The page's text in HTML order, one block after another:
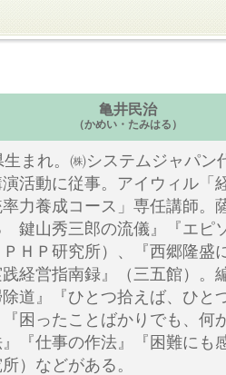
亀井民治
（かめい・たみはる）
まれ。㈱システムジャパン
活動に従事。アイウィル「
力養成コース」専任講師。
鍵山秀三郎の流儀』『エ
ＨＰ研究所）、『西郷隆盛
経営指南録』（三五館）。
除道』『ひとつ拾えば、ひと
『困ったことばかりでも、何
『仕事の作法』『困難にも
）などがある。